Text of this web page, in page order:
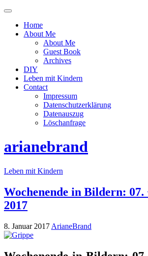
Menü
oder
ausblenden
Home
About Me
About Me
Guest Book
Archives
DIY
Leben mit Kindern
Contact
Impressum
Datenschutzerklärung
Datenauszug
Löschanfrage
arianebrand
Leben mit Kindern
Wochenende in Bildern: 07.
2017
8. Januar 2017 ArianeBrand